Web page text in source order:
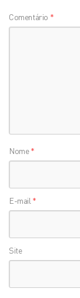
Comentário *
Nome*
E-mail *
Site